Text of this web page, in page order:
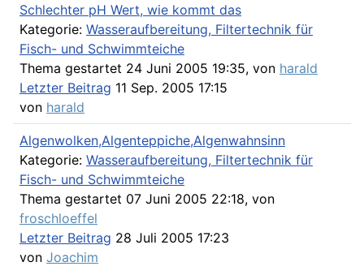
Schlechter pH Wert, wie kommt das
Kategorie: Wasseraufbereitung, Filtertechnik für
Fisch- und Schwimmteiche
Thema gestartet 24 Juni 2005 19:35, von harald
Letzter Beitrag 11 Sep. 2005 17:15
von harald
Algenwolken,Algenteppiche,Algenwahnsinn
Kategorie: Wasseraufbereitung, Filtertechnik für
Fisch- und Schwimmteiche
Thema gestartet 07 Juni 2005 22:18, von
froschloeffel
Letzter Beitrag 28 Juli 2005 17:23
von Joachim